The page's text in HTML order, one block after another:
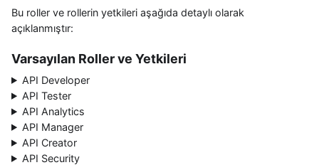
Bu roller ve rollerin yetkileri aşağıda detaylı olarak
açıklanmıştır:
Varsayılan Roller ve Yetkileri
API Developer
API Tester
API Analytics
API Manager
API Creator
API Security